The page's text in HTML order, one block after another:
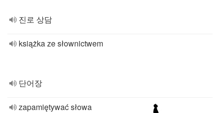
진로 상담
książka ze słownictwem
단어장
zapamiętywać słowa